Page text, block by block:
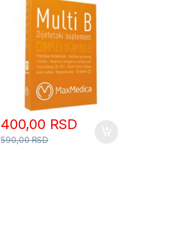
400,00 RSD
590,00RSD